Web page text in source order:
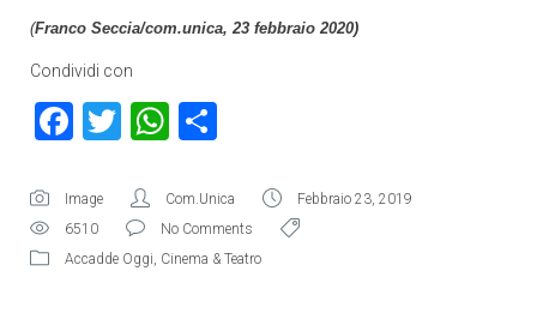
(Franco Seccia/com.unica, 23 febbraio 2020)
Condividi con
Facebook
TwitterWhatsApp
Image Com.Unica
Febbraio 23, 2019
6510
No Comments
Accadde Oggi, Cinema & Teatro